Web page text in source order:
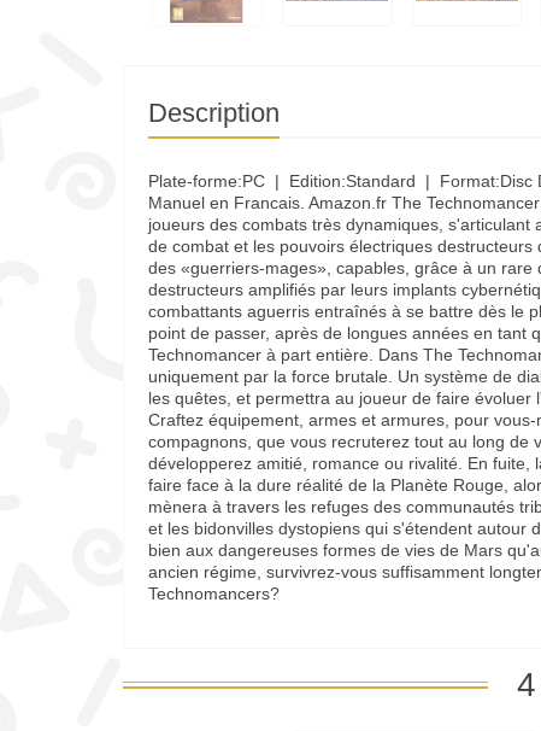
Description
Plate-forme:PC | Edition:Standard | Format:Disc
Manuel en Francais. Amazon.fr The
joueurs des combats très dynamiques,
de combat et les pouvoirs électriques
des «guerriers-mages», capables, grâce à un
destructeurs amplifiés par leurs implants
combattants aguerris entraînés à se battre dès le
point de passer, après de longues années en tant
Technomancer à part entière. Dans The
uniquement par la force brutale. Un système de
les quêtes, et permettra au joueur de faire évoluer
Craftez équipement, armes et armures, pour
compagnons, que vous recruterez tout au long de
développerez amitié, romance ou rivalité. En fuite,
faire face à la dure réalité de la Planète Rouge,
mènera à travers les refuges des communautés
et les bidonvilles dystopiens qui s'étendent autour
bien aux dangereuses formes de vies de Mars
ancien régime, survivrez-vous suffisamment
Technomancers?